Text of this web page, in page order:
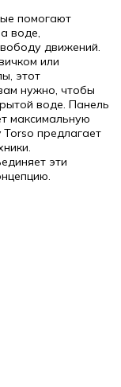
помогают
воде,
движений.
или
этот
нужно, чтобы
воде. Панель
максимальную
предлагает
эти